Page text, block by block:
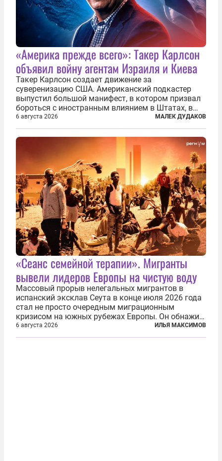
«Америка прежде всего»: Такер Карлсон
объявил войну агентам Израиля и Киева
Такер Карлсон создает движение за
суверенизацию США. Американский подкастер
выпустил большой манифест, в котором призвал
бороться с иностранным влиянием в Штатах, в
первую очередь имея в виду Израиль. А также
прекратить заморские войны, выплатить
репарации Ирану, остановить прием мигрантов...
6 августа 2026 МАЛЕК ДУДАКОВ
«Сеанс семейной терапии». Мигранты
вывели лидеров Европы на чистую воду
Массовый прорыв нелегальных мигрантов в
испанский эксклав Сеута в конце июля 2026 года
стал не просто очередным миграционным
кризисом на южных рубежах Европы. Он обнажил
фундаментальный раскол внутри Евросоюза,
продемонстрировав, что десятилетиями
6 августа 2026 ИЛЬЯ МАКСИМОВ